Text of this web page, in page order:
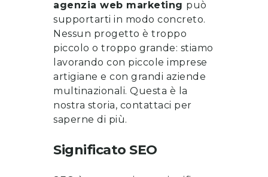
agenzia web marketing può
supportarti in modo concreto.
Nessun progetto è troppo
piccolo o troppo grande: stiamo
lavorando con piccole imprese
artigiane e con grandi aziende
multinazionali. Questa è la
nostra storia, contattaci per
saperne di più.
Significato SEO